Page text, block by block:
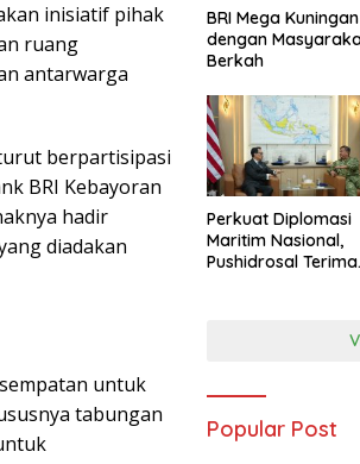
inisiatif pihak
ruang
antarwarga
berpartisipasi
BRI Kebayoran
hadir
diadakan
untuk
tabungan
BRI Mega
dengan
Berkah
Perkuat Diplomasi
Maritim Nasional,
Pushidrosal Terima
Popular Post